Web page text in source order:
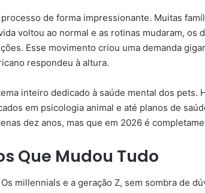
de forma impressionante. Muitas
voltou ao normal e as rotinas mudaram,
Esse movimento criou uma demanda
respondeu à altura.
inteiro dedicado à saúde mental dos
em psicologia animal e até planos de
dez anos, mas que em 2026 é
Que Mudou Tudo
millennials e a geração Z, sem sombra de